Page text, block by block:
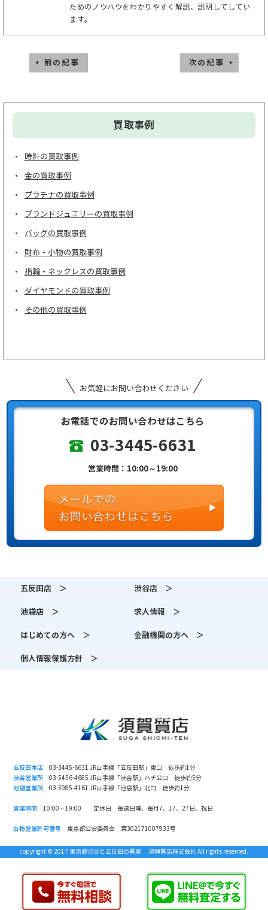
ためのノウハウをわかりやすく解説、説明してしてい
ます。
前の記事 次の記事
買取事例
時計の買取事例
金の買取事例
プラチナの買取事例
ブランドジュエリーの買取事例
バッグの買取事例
財布・小物の買取事例
指輪・ネックレスの買取事例
ダイヤモンドの買取事例
その他の買取事例
お気軽にお問い合わせください
お電話でのお問い合わせはこちら
03-3445-6631
営業時間：10:00～19:00
五反田店 ＞ 渋谷店 ＞
池袋店 ＞ 求人情報 ＞
はじめての方へ ＞ 金融機関の方へ ＞
個人情報保護方針 ＞
五反田本店 03-3445-6631 JR山手線「五反田駅」東口 徒歩約1分
渋谷営業所 03-5456-4685 JR山手線「渋谷駅」ハチ公口 徒歩約5分
池袋営業所 03-5985-4161 JR山手線「池袋駅」北口 徒歩約1分
営業時間 10:00～19:00 定休日 毎週日曜、毎月7、17、27日、祝日
古物営業許可番号 東京都公安委員会 第302171007933号
copyright © 2017 東京都渋谷と五反田の質屋 須賀質店株式会社 All rights reserved.